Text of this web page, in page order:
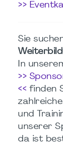
>>
Sie
In
>>
<< finden
und
unserer
da ist